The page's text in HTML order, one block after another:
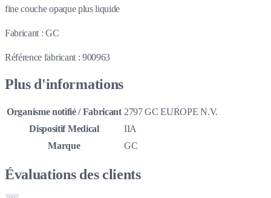
fine couche opaque plus liquide
Fabricant : GC
Référence fabricant : 900963
Plus d'informations
Organisme notifié / Fabricant 2797 GC EUROPE N.V.
Dispositif Medical
IIA
Marque
GC
Évaluations des clients